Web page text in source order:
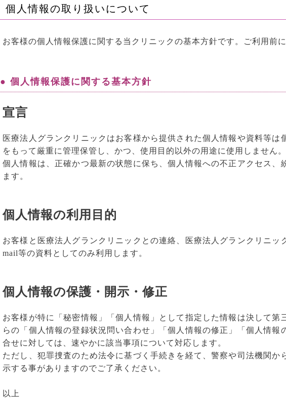
個人情報の取り扱いについて
お客様の個人情報保護に関する当クリニックの基本方針です。ご利用前
● 個人情報保護に関する基本方針
宣言
医療法人グランクリニックはお客様から提供された個人情報や資料等
をもって厳重に管理保管し、かつ、使用目的以外の用途に使用しません。
個人情報は、正確かつ最新の状態に保ち、個人情報への不正アクセス、
ます。
個人情報の利用目的
お客様と医療法人グランクリニックとの連絡、医療法人グランクリニ
mail等の資料としてのみ利用します。
個人情報の保護・開示・修正
お客様が特に「秘密情報」「個人情報」として指定した情報は決して
らの「個人情報の登録状況問い合わせ」「個人情報の修正」「個人情報
合せに対しては、速やかに該当事項について対応します。
ただし、犯罪捜査のため法令に基づく手続きを経て、警察や司法機関か
示する事がありますのでご了承ください。
以上